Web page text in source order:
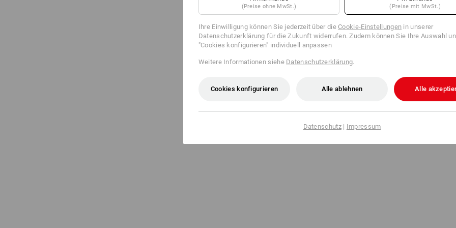
(Preise ohne MwSt.) (Preise mit MwSt.)
Ihre Einwilligung können Sie jederzeit über dieCookie-Einstellungen in unserer
Datenschutzerklärung für die Zukunft widerrufen. Zudem können Sie Ihre Auswahl
"Cookies konfigurieren" individuell anpassen
Weitere Informationen siehe Datenschutzerklärung.
Cookies konfigurieren Alle ablehnen Alle
Datenschutz| Impressum